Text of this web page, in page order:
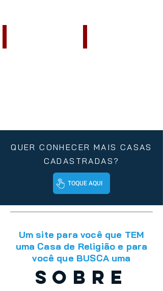
Aqui!
Aqui!
QUER CONHECER MAIS CASAS
CADASTRADAS?
TOQUE AQUI
Um site para você que TEM
uma Casa de Religião e para
você que BUSCA uma
SOBRE